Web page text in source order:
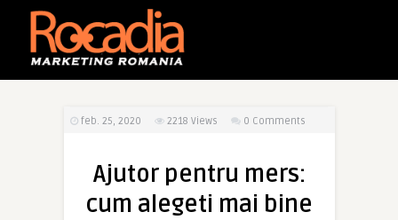
feb. 25, 2020 2218 Views 0 Comments
Ajutor pentru mers:
cum alegeti mai bine